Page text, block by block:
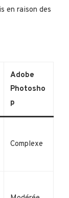
en raison des
Adobe
Photosho
p
Complexe